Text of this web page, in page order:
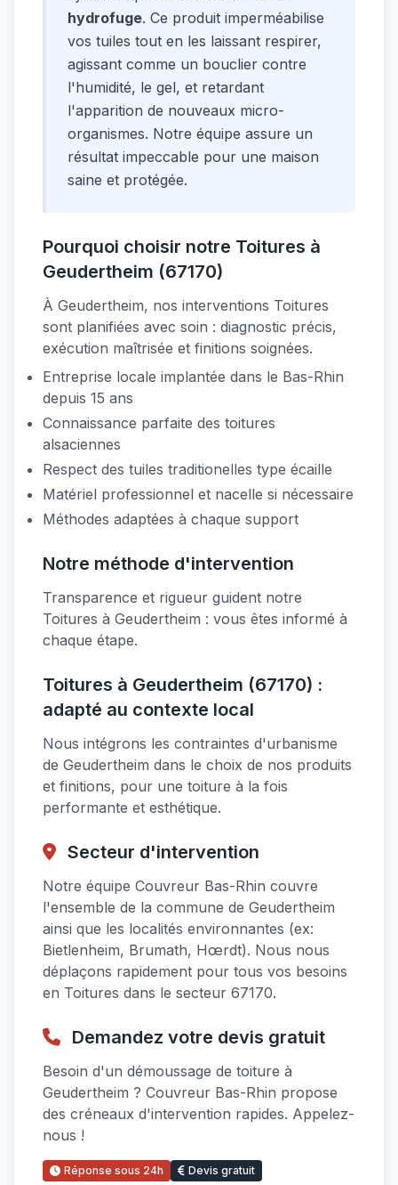
hydrofuge. Ce produit imperméabilise
vos tuiles tout en les laissant respirer,
agissant comme un bouclier contre
l'humidité, le gel, et retardant
l'apparition de nouveaux micro-
organismes. Notre équipe assure un
résultat impeccable pour une maison
saine et protégée.
Pourquoi choisir notre Toitures à
Geudertheim (67170)
À Geudertheim, nos interventions Toitures
sont planifiées avec soin : diagnostic précis,
exécution maîtrisée et finitions soignées.
Entreprise locale implantée dans le Bas-Rhin
depuis 15 ans
Connaissance parfaite des toitures
alsaciennes
Respect des tuiles traditionelles type écaille
Matériel professionnel et nacelle si nécessaire
Méthodes adaptées à chaque support
Notre méthode d'intervention
Transparence et rigueur guident notre
Toitures à Geudertheim : vous êtes informé à
chaque étape.
Toitures à Geudertheim (67170) :
adapté au contexte local
Nous intégrons les contraintes d'urbanisme
de Geudertheim dans le choix de nos produits
et finitions, pour une toiture à la fois
performante et esthétique.
Secteur d'intervention
Notre équipe Couvreur Bas-Rhin couvre
l'ensemble de la commune de Geudertheim
ainsi que les localités environnantes (ex:
Bietlenheim, Brumath, Hœrdt). Nous nous
déplaçons rapidement pour tous vos besoins
en Toitures dans le secteur 67170.
Demandez votre devis gratuit
Besoin d'un démoussage de toiture à
Geudertheim ? Couvreur Bas-Rhin propose
des créneaux d'intervention rapides. Appelez-
nous !
Réponse sous 24h Devis gratuit